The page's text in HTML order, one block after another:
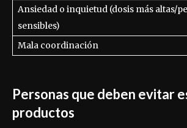
Ansiedad o inquietud (dosis más altas/
sensibles)
Mala coordinación
Personas que deben evitar
productos